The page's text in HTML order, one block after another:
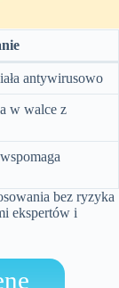
antywirusowo
w walce z
bez ryzyka
ekspertów i